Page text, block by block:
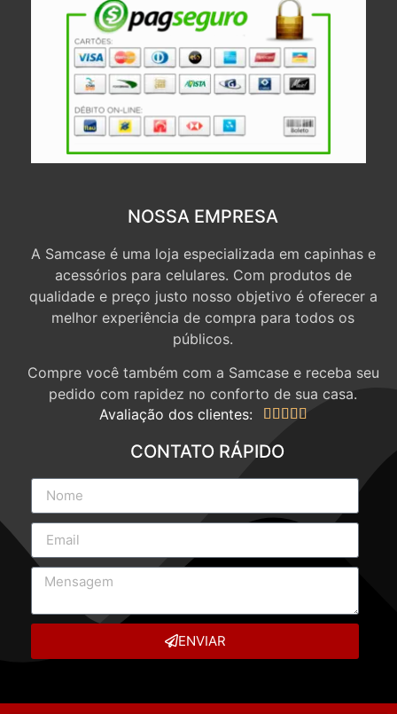
NOSSA EMPRESA
A Samcase é uma loja especializada em capinhas e
acessórios para celulares. Com produtos de
qualidade e preço justo nosso objetivo é oferecer a
melhor experiência de compra para todos os
públicos.
Compre você também com a Samcase e receba seu
pedido com rapidez no conforto de sua casa.
Avaliação dos clientes:
    
CONTATO RÁPIDO
ENVIAR